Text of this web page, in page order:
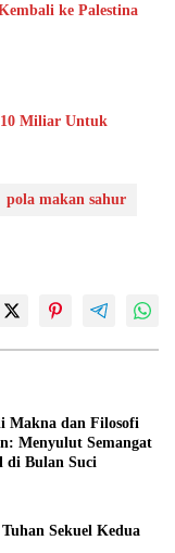
ke Palestina
10 Miliar Untuk
pola makan sahur
Makna dan Filosofi
Menyulut Semangat
di Bulan Suci
Sekuel Kedua